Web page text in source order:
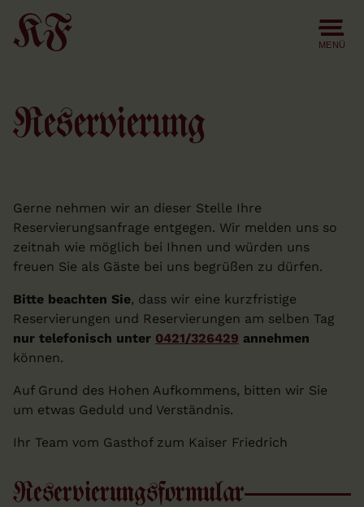
the
content
MENÜ
Reservierung
Gerne nehmen wir an dieser Stelle Ihre
Reservierungsanfrage entgegen. Wir melden uns so
zeitnah wie möglich bei Ihnen und würden uns
freuen Sie als Gäste bei uns begrüßen zu dürfen.
Bitte beachten Sie, dass wir eine kurzfristige
Reservierungen und Reservierungen am selben Tag
nur telefonisch unter 0421/326429 annehmen
können.
Auf Grund des Hohen Aufkommens, bitten wir Sie
um etwas Geduld und Verständnis.
Ihr Team vom Gasthof zum Kaiser Friedrich
Reservierungsformular